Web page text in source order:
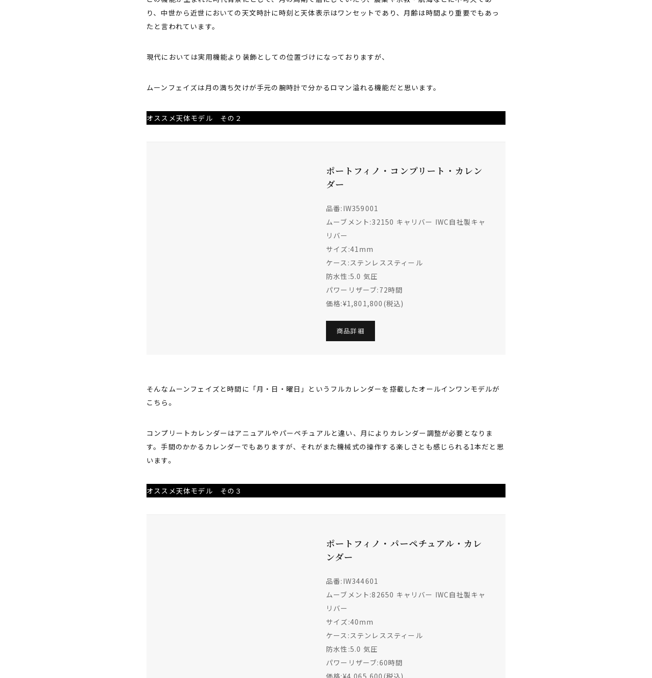
り、中世から近世においての天文時計に時刻と天体表示はワンセットであり、月齢は時間より重要でもあっ
たと言われています。
現代においては実用機能より装飾としての位置づけになっておりますが、
ムーンフェイズは月の満ち欠けが手元の腕時計で分かるロマン溢れる機能だと思います。
オススメ天体モデル その２
ポートフィノ・コンプリート・カレン
ダー
品番:IW359001
ムーブメント:32150 キャリバー IWC自社製キャ
リバー
サイズ:41mm
ケース:ステンレススティール
防水性:5.0 気圧
パワーリザーブ:72時間
価格:¥1,801,800(税込)
商品詳細
そんなムーンフェイズと時間に「月・日・曜日」というフルカレンダーを搭載したオールインワンモデルが
こちら。
コンプリートカレンダーはアニュアルやパーペチュアルと違い、月によりカレンダー調整が必要となりま
す。手間のかかるカレンダーでもありますが、それがまた機械式の操作する楽しさとも感じられる1本だと思
います。
オススメ天体モデル その３
ポートフィノ・パーペチュアル・カレ
ンダー
品番:IW344601
ムーブメント:82650 キャリバー IWC自社製キャ
リバー
サイズ:40mm
ケース:ステンレススティール
防水性:5.0 気圧
パワーリザーブ:60時間
価格:¥4,065,600(税込)